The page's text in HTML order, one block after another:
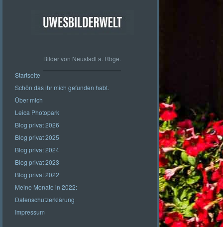
Bilder von Neustadt a. Rbge.
Startseite
Schön das ihr mich gefunden habt.
Über mich
Leica Photopark
Blog privat 2026
Blog privat 2025
Blog privat 2024
Blog privat 2023
Blog privat 2022
Meine Monate in 2022:
Datenschutzerklärung
Impressum